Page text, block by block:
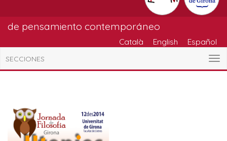
de pensamiento contemporáneo
Català English Español
SECCIONES